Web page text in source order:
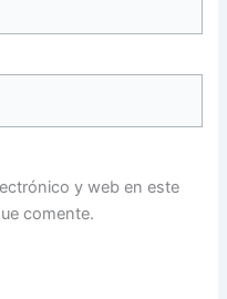
y web en este
comente.